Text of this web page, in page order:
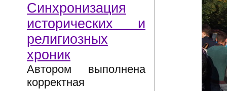
Синхронизация
исторических и
религиозных
хроник
Автором выполнена
корректная